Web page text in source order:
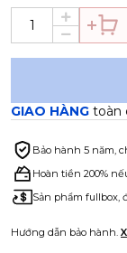
Sức mạnh của
K3 được thiết
Tấm che nắng
găng tay, hỗ
gió phía trước
bảo tầm nhìn
lạnh nhất, khi
bên trong mũ
Tấm che
GIAO HÀNG toàn
Bảo hành 5 năm,
Hoàn tiền 200%
Sản phẩm fullbox,
Hướng dẫn bảo hành.